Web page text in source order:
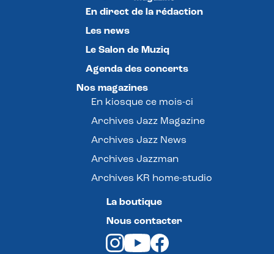
En direct de la rédaction
Les news
Le Salon de Muziq
Agenda des concerts
Nos magazines
En kiosque ce mois-ci
Archives Jazz Magazine
Archives Jazz News
Archives Jazzman
Archives KR home-studio
La boutique
Nous contacter